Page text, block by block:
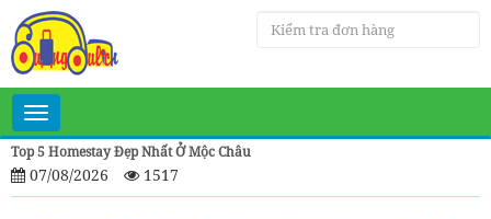
Toggle
navigation
Top 5 Homestay Đẹp Nhất Ở Mộc Châu
07/08/2026 1517